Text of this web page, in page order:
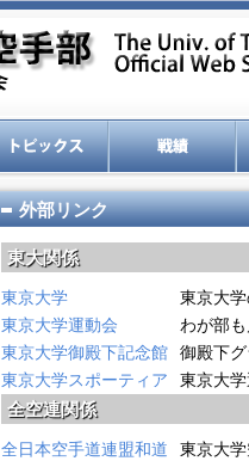
外部リンク
東大関係
東京大学
東京大
東京大学運動会
わが部
東京大学御殿下記念館
御殿下
東京大学スポーティア
東京大
全空連関係
全日本空手道連盟和道
東京大